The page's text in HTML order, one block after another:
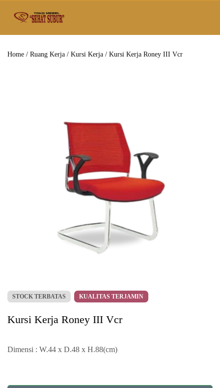
Home / Ruang Kerja / Kursi Kerja / Kursi Kerja Roney III Vcr
STOCK TERBATAS KUALITAS TERJAMIN
Kursi Kerja Roney III Vcr
Dimensi : W.44 x D.48 x H.88(cm)